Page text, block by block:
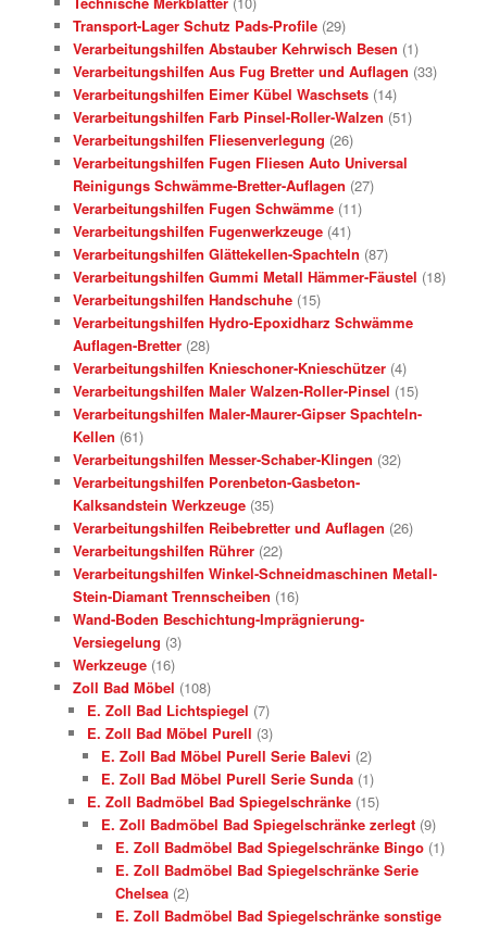
Transport-Lager Schutz Pads-Profile (29)
Verarbeitungshilfen Abstauber Kehrwisch Besen (1)
Verarbeitungshilfen Aus Fug Bretter und Auflagen (33)
Verarbeitungshilfen Eimer Kübel Waschsets (14)
Verarbeitungshilfen Farb Pinsel-Roller-Walzen (51)
Verarbeitungshilfen Fliesenverlegung (26)
Verarbeitungshilfen Fugen Fliesen Auto Universal
Reinigungs Schwämme-Bretter-Auflagen (27)
Verarbeitungshilfen Fugen Schwämme (11)
Verarbeitungshilfen Fugenwerkzeuge (41)
Verarbeitungshilfen Glättekellen-Spachteln (87)
Verarbeitungshilfen Gummi Metall Hämmer-Fäustel (18)
Verarbeitungshilfen Handschuhe (15)
Verarbeitungshilfen Hydro-Epoxidharz Schwämme
Auflagen-Bretter (28)
Verarbeitungshilfen Knieschoner-Knieschützer (4)
Verarbeitungshilfen Maler Walzen-Roller-Pinsel (15)
Verarbeitungshilfen Maler-Maurer-Gipser Spachteln-
Kellen (61)
Verarbeitungshilfen Messer-Schaber-Klingen (32)
Verarbeitungshilfen Porenbeton-Gasbeton-
Kalksandstein Werkzeuge (35)
Verarbeitungshilfen Reibebretter und Auflagen (26)
Verarbeitungshilfen Rührer (22)
Verarbeitungshilfen Winkel-Schneidmaschinen Metall-
Stein-Diamant Trennscheiben (16)
Wand-Boden Beschichtung-Imprägnierung-
Versiegelung (3)
Werkzeuge (16)
Zoll Bad Möbel (108)
E. Zoll Bad Lichtspiegel (7)
E. Zoll Bad Möbel Purell (3)
E. Zoll Bad Möbel Purell Serie Balevi (2)
E. Zoll Bad Möbel Purell Serie Sunda (1)
E. Zoll Badmöbel Bad Spiegelschränke (15)
E. Zoll Badmöbel Bad Spiegelschränke zerlegt (9)
E. Zoll Badmöbel Bad Spiegelschränke Bingo (1)
E. Zoll Badmöbel Bad Spiegelschränke Serie
Chelsea (2)
E. Zoll Badmöbel Bad Spiegelschränke sonstige